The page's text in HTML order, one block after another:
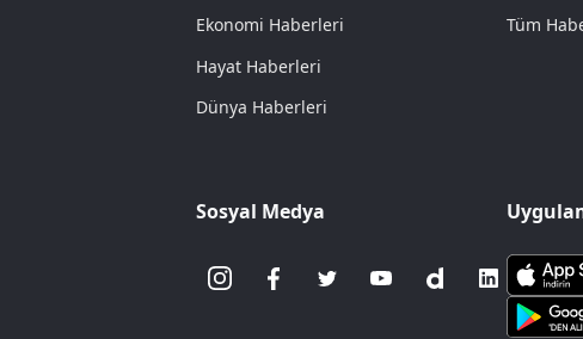
Ekonomi Haberleri
Hayat Haberleri
Dünya Haberleri
Tüm
Sosyal Medya